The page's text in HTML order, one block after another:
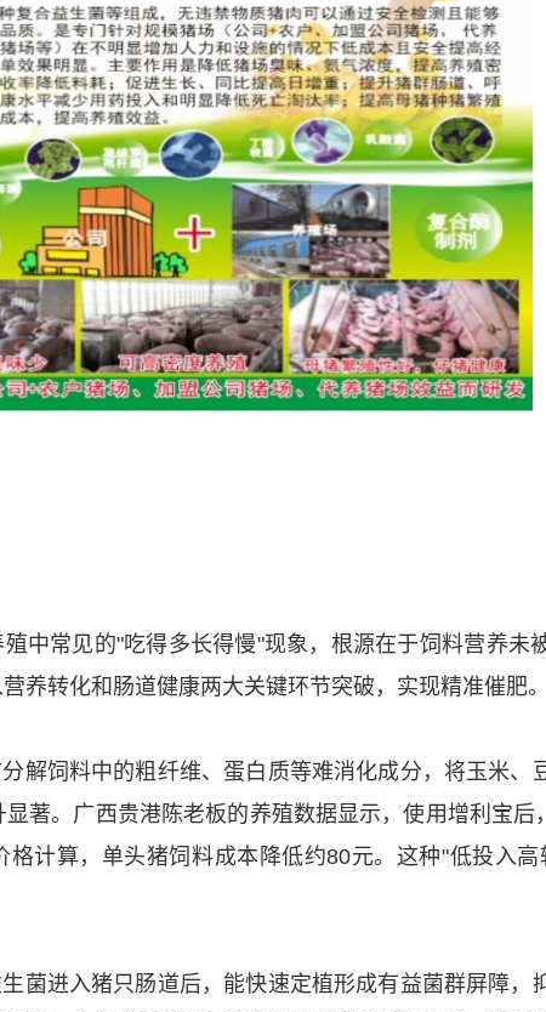
中常见的"吃得多长得慢"现象，根源在于饲料营养未
养转化和肠道健康两大关键环节突破，实现精准催肥。
解饲料中的粗纤维、蛋白质等难消化成分，将玉米、
著。广西贵港陈老板的养殖数据显示，使用增利宝
计算，单头猪饲料成本降低约80元。这种"低投入
菌进入猪只肠道后，能快速定植形成有益菌群屏障，